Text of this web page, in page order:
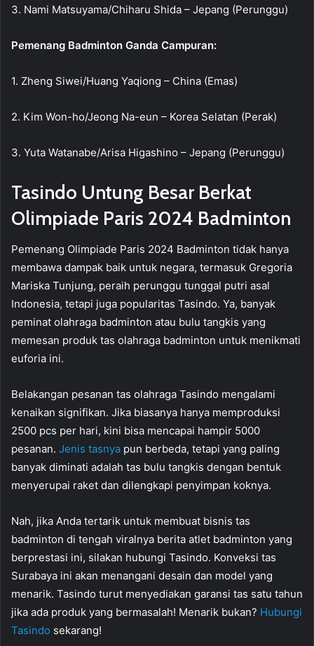
3. Nami Matsuyama/Chiharu Shida – Jepang (Perunggu)
Pemenang Badminton Ganda Campuran:
1. Zheng Siwei/Huang Yaqiong – China (Emas)
2. Kim Won-ho/Jeong Na-eun – Korea Selatan (Perak)
3. Yuta Watanabe/Arisa Higashino – Jepang (Perunggu)
Tasindo Untung Besar Berkat
Olimpiade Paris 2024 Badminton
Pemenang Olimpiade Paris 2024 Badminton tidak hanya
membawa dampak baik untuk negara, termasuk Gregoria
Mariska Tunjung, peraih perunggu tunggal putri asal
Indonesia, tetapi juga popularitas Tasindo. Ya, banyak
peminat olahraga badminton atau bulu tangkis yang
memesan produk tas olahraga badminton untuk menikmati
euforia ini.
Belakangan pesanan tas olahraga Tasindo mengalami
kenaikan signifikan. Jika biasanya hanya memproduksi
2500 pcs per hari, kini bisa mencapai hampir 5000
pesanan. Jenis tasnya pun berbeda, tetapi yang paling
banyak diminati adalah tas bulu tangkis dengan bentuk
menyerupai raket dan dilengkapi penyimpan koknya.
Nah, jika Anda tertarik untuk membuat bisnis tas
badminton di tengah viralnya berita atlet badminton yang
berprestasi ini, silakan hubungi Tasindo. Konveksi tas
Surabaya ini akan menangani desain dan model yang
menarik. Tasindo turut menyediakan garansi tas satu tahun
jika ada produk yang bermasalah! Menarik bukan? Hubungi
Tasindo sekarang!